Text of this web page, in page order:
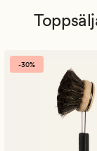
-30%